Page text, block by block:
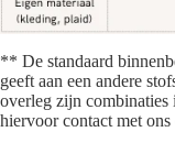
** De standaard
geeft aan een andere
overleg zijn
hiervoor contact met ons